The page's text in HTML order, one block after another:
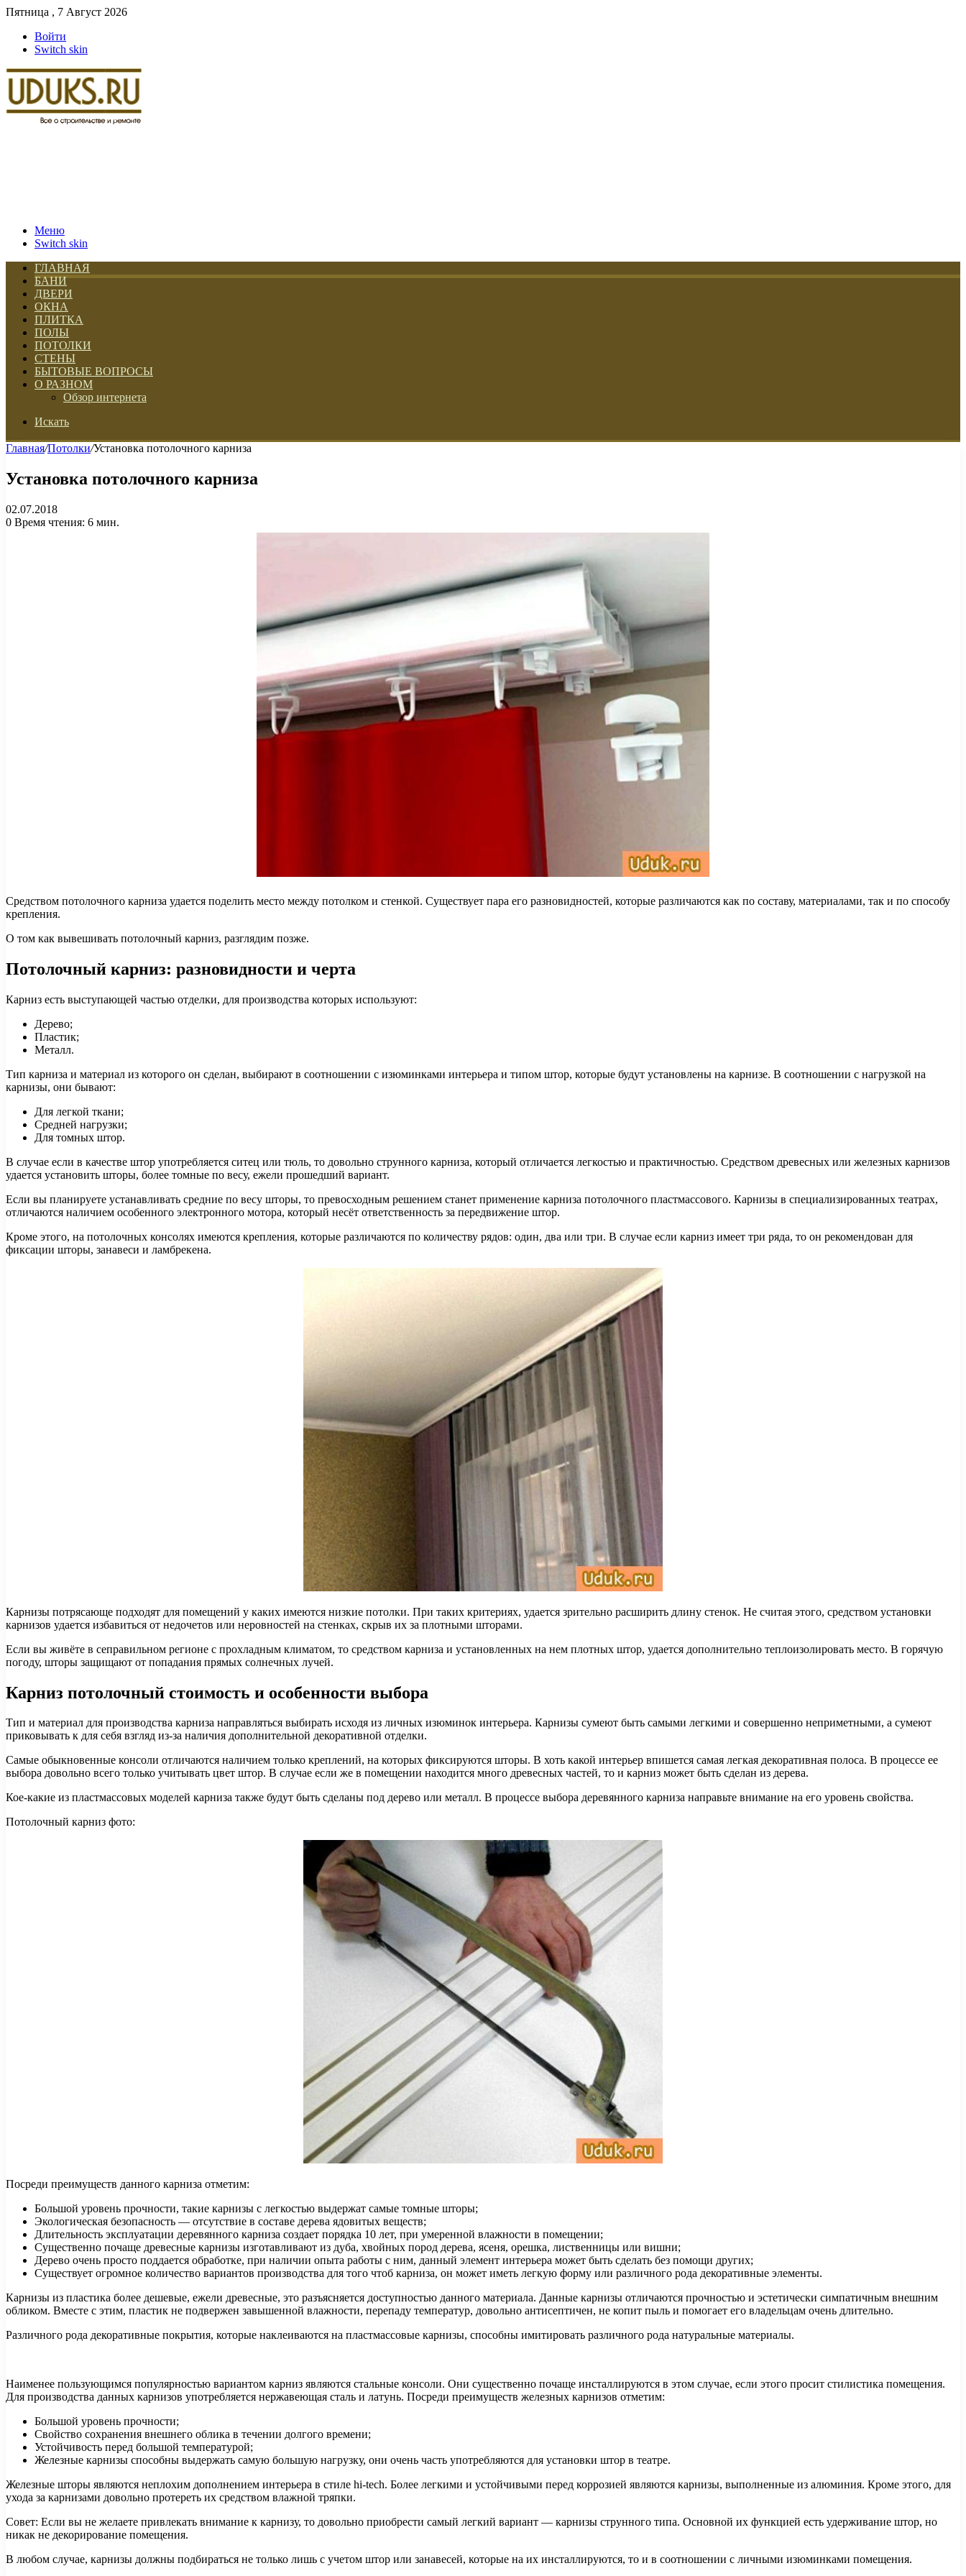
Пятница , 7 Август 2026
Войти
Switch skin
Меню
Switch skin
ГЛАВНАЯ
БАНИ
ДВЕРИ
ОКНА
ПЛИТКА
ПОЛЫ
ПОТОЛКИ
СТЕНЫ
БЫТОВЫЕ ВОПРОСЫ
О РАЗНОМ
Обзор интернета
Искать
Главная/Потолки/Установка потолочного карниза
Установка потолочного карниза
02.07.2018
0 Время чтения: 6 мин.
Средством потолочного карниза удается поделить место между потолком и стенкой. Существует пара его разновидностей, которые различаются как по составу, материалами, так и по способу
крепления.
О том как вывешивать потолочный карниз, разглядим позже.
Потолочный карниз: разновидности и черта
Карниз есть выступающей частью отделки, для производства которых используют:
Дерево;
Пластик;
Металл.
Тип карниза и материал из которого он сделан, выбирают в соотношении с изюминками интерьера и типом штор, которые будут установлены на карнизе. В соотношении с нагрузкой на
карнизы, они бывают:
Для легкой ткани;
Средней нагрузки;
Для томных штор.
В случае если в качестве штор употребляется ситец или тюль, то довольно струнного карниза, который отличается легкостью и практичностью. Средством древесных или железных карнизов
удается установить шторы, более томные по весу, ежели прошедший вариант.
Если вы планируете устанавливать средние по весу шторы, то превосходным решением станет применение карниза потолочного пластмассового. Карнизы в специализированных театрах,
отличаются наличием особенного электронного мотора, который несёт ответственность за передвижение штор.
Кроме этого, на потолочных консолях имеются крепления, которые различаются по количеству рядов: один, два или три. В случае если карниз имеет три ряда, то он рекомендован для
фиксации шторы, занавеси и ламбрекена.
Карнизы потрясающе подходят для помещений у каких имеются низкие потолки. При таких критериях, удается зрительно расширить длину стенок. Не считая этого, средством установки
карнизов удается избавиться от недочетов или неровностей на стенках, скрыв их за плотными шторами.
Если вы живёте в сеправильном регионе с прохладным климатом, то средством карниза и установленных на нем плотных штор, удается дополнительно теплоизолировать место. В горячую
погоду, шторы защищают от попадания прямых солнечных лучей.
Карниз потолочный стоимость и особенности выбора
Тип и материал для производства карниза направляться выбирать исходя из личных изюминок интерьера. Карнизы сумеют быть самыми легкими и совершенно неприметными, а сумеют
приковывать к для себя взгляд из-за наличия дополнительной декоративной отделки.
Самые обыкновенные консоли отличаются наличием только креплений, на которых фиксируются шторы. В хоть какой интерьер впишется самая легкая декоративная полоса. В процессе ее
выбора довольно всего только учитывать цвет штор. В случае если же в помещении находится много древесных частей, то и карниз может быть сделан из дерева.
Кое-какие из пластмассовых моделей карниза также будут быть сделаны под дерево или металл. В процессе выбора деревянного карниза направьте внимание на его уровень свойства.
Потолочный карниз фото:
Посреди преимуществ данного карниза отметим:
Большой уровень прочности, такие карнизы с легкостью выдержат самые томные шторы;
Экологическая безопасность — отсутствие в составе дерева ядовитых веществ;
Длительность эксплуатации деревянного карниза создает порядка 10 лет, при умеренной влажности в помещении;
Существенно почаще древесные карнизы изготавливают из дуба, хвойных пород дерева, ясеня, орешка, лиственницы или вишни;
Дерево очень просто поддается обработке, при наличии опыта работы с ним, данный элемент интерьера может быть сделать без помощи других;
Существует огромное количество вариантов производства для того чтоб карниза, он может иметь легкую форму или различного рода декоративные элементы.
Карнизы из пластика более дешевые, ежели древесные, это разъясняется доступностью данного материала. Данные карнизы отличаются прочностью и эстетически симпатичным внешним
обликом. Вместе с этим, пластик не подвержен завышенной влажности, перепаду температур, довольно антисептичен, не копит пыль и помогает его владельцам очень длительно.
Различного рода декоративные покрытия, которые наклеиваются на пластмассовые карнизы, способны имитировать различного рода натуральные материалы.
Наименее пользующимся популярностью вариантом карниз являются стальные консоли. Они существенно почаще инсталлируются в этом случае, если этого просит стилистика помещения.
Для производства данных карнизов употребляется нержавеющая сталь и латунь. Посреди преимуществ железных карнизов отметим:
Большой уровень прочности;
Свойство сохранения внешнего облика в течении долгого времени;
Устойчивость перед большой температурой;
Железные карнизы способны выдержать самую большую нагрузку, они очень часть употребляются для установки штор в театре.
Железные шторы являются неплохим дополнением интерьера в стиле hi-tech. Более легкими и устойчивыми перед коррозией являются карнизы, выполненные из алюминия. Кроме этого, для
ухода за карнизами довольно протереть их средством влажной тряпки.
Совет: Если вы не желаете привлекать внимание к карнизу, то довольно приобрести самый легкий вариант — карнизы струнного типа. Основной их функцией есть удерживание штор, но
никак не декорирование помещения.
В любом случае, карнизы должны подбираться не только лишь с учетом штор или занавесей, которые на их инсталлируются, то и в соотношении с личными изюминками помещения.